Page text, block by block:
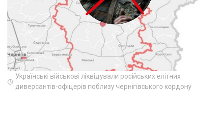
Українські військові ліквідували російських елітних
диверсантів-офіцерів поблизу чернігівського кордону